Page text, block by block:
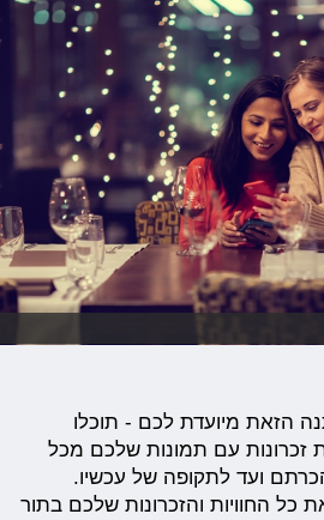
הזאת מיועדת לכם - תוכלו
זכרונות עם תמונות שלכם מכל
ועד לתקופה של עכשיו.
כל החוויות והזכרונות שלכם בתור